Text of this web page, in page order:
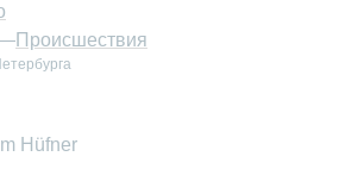
—Происшествия
Hüfner